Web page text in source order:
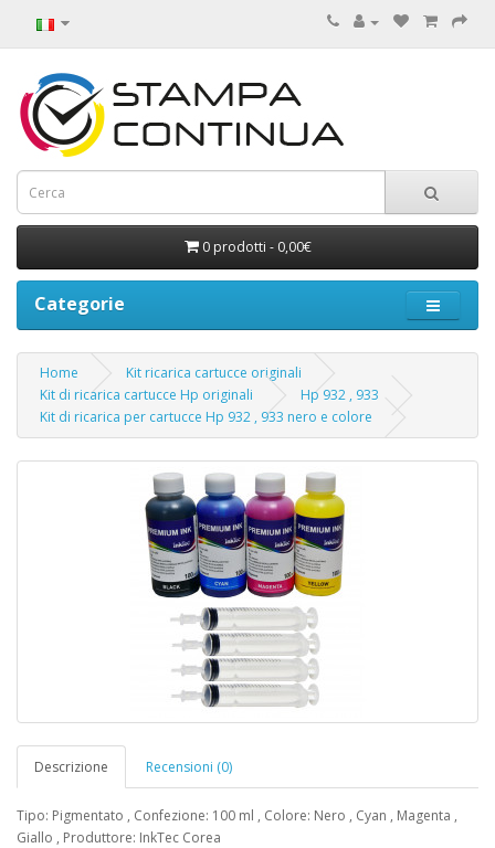
0 prodotti - 0,00€
Categorie
Home
Kit ricarica cartucce originali
Kit di ricarica cartucce Hp originali
Hp 932 , 933
Kit di ricarica per cartucce Hp 932 , 933 nero e colore
Descrizione Recensioni (0)
Tipo: Pigmentato , Confezione: 100 ml , Colore: Nero , Cyan , Magenta ,
Giallo , Produttore: InkTec Corea